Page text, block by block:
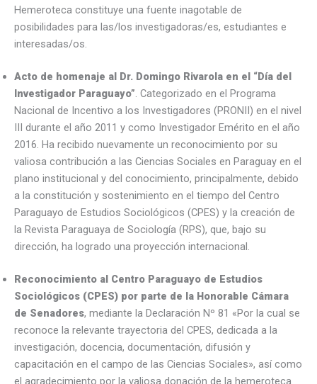
Hemeroteca constituye una fuente inagotable de
posibilidades para las/los investigadoras/es, estudiantes e
interesadas/os.
Acto de homenaje al Dr. Domingo Rivarola en el “Día del
Investigador Paraguayo”. Categorizado en el Programa
Nacional de Incentivo a los Investigadores (PRONII) en el nivel
III durante el año 2011 y como Investigador Emérito en el año
2016. Ha recibido nuevamente un reconocimiento por su
valiosa contribución a las Ciencias Sociales en Paraguay en el
plano institucional y del conocimiento, principalmente, debido
a la constitución y sostenimiento en el tiempo del Centro
Paraguayo de Estudios Sociológicos (CPES) y la creación de
la Revista Paraguaya de Sociología (RPS), que, bajo su
dirección, ha logrado una proyección internacional.
Reconocimiento al Centro Paraguayo de Estudios
Sociológicos (CPES) por parte de la Honorable Cámara
de Senadores, mediante la Declaración Nº 81 «Por la cual se
reconoce la relevante trayectoria del CPES, dedicada a la
investigación, docencia, documentación, difusión y
capacitación en el campo de las Ciencias Sociales», así como
el agradecimiento por la valiosa donación de la hemeroteca